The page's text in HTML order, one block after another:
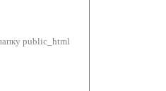
public_html